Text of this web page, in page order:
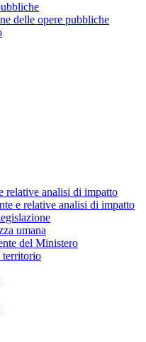
delle opere pubbliche
relative analisi di impatto
e relative analisi di impatto
umana
del Ministero
territorio